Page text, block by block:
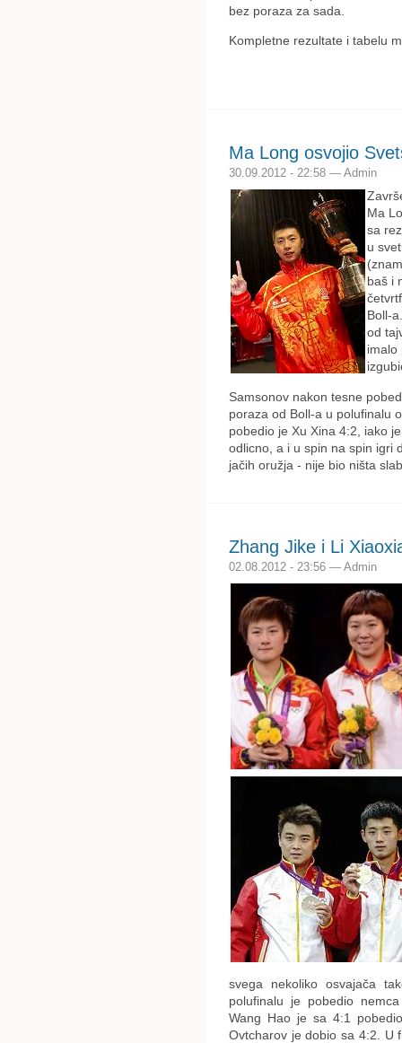
bez poraza za sada.
Kompletne rezultate i tabelu
Ma Long osvojio
30.09.2012 - 22:58 — Admin
Ma
sa
u
baš i
Boll-
od
imalo
Samsonov nakon tesne
poraza od Boll-a u polufinalu
pobedio je Xu Xina 4:2, iako
odlicno, a i u spin na spin igri
jačih oružja - nije bio ništa
Zhang Jike i Li
02.08.2012 - 23:56 — Admin
svega nekoliko osvajača
polufinalu je pobedio
Wang Hao je sa 4:1
Ovtcharov je dobio sa 4:2. U